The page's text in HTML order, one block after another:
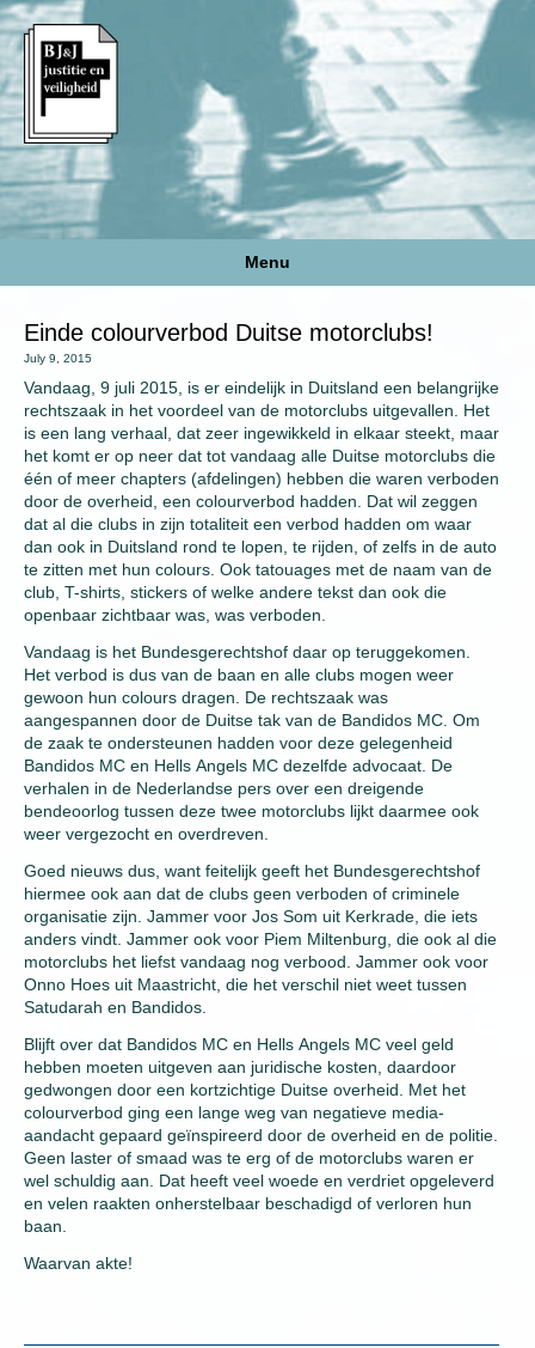
Menu
Einde colourverbod Duitse motorclubs!
July 9, 2015
Vandaag, 9 juli 2015, is er eindelijk in Duitsland een belangrijke
rechtszaak in het voordeel van de motorclubs uitgevallen. Het
is een lang verhaal, dat zeer ingewikkeld in elkaar steekt, maar
het komt er op neer dat tot vandaag alle Duitse motorclubs die
één of meer chapters (afdelingen) hebben die waren verboden
door de overheid, een colourverbod hadden. Dat wil zeggen
dat al die clubs in zijn totaliteit een verbod hadden om waar
dan ook in Duitsland rond te lopen, te rijden, of zelfs in de auto
te zitten met hun colours. Ook tatouages met de naam van de
club, T-shirts, stickers of welke andere tekst dan ook die
openbaar zichtbaar was, was verboden.
Vandaag is het Bundesgerechtshof daar op teruggekomen.
Het verbod is dus van de baan en alle clubs mogen weer
gewoon hun colours dragen. De rechtszaak was
aangespannen door de Duitse tak van de Bandidos MC. Om
de zaak te ondersteunen hadden voor deze gelegenheid
Bandidos MC en Hells Angels MC dezelfde advocaat. De
verhalen in de Nederlandse pers over een dreigende
bendeoorlog tussen deze twee motorclubs lijkt daarmee ook
weer vergezocht en overdreven.
Goed nieuws dus, want feitelijk geeft het Bundesgerechtshof
hiermee ook aan dat de clubs geen verboden of criminele
organisatie zijn. Jammer voor Jos Som uit Kerkrade, die iets
anders vindt. Jammer ook voor Piem Miltenburg, die ook al die
motorclubs het liefst vandaag nog verbood. Jammer ook voor
Onno Hoes uit Maastricht, die het verschil niet weet tussen
Satudarah en Bandidos.
Blijft over dat Bandidos MC en Hells Angels MC veel geld
hebben moeten uitgeven aan juridische kosten, daardoor
gedwongen door een kortzichtige Duitse overheid. Met het
colourverbod ging een lange weg van negatieve media-
aandacht gepaard geïnspireerd door de overheid en de politie.
Geen laster of smaad was te erg of de motorclubs waren er
wel schuldig aan. Dat heeft veel woede en verdriet opgeleverd
en velen raakten onherstelbaar beschadigd of verloren hun
baan.
Waarvan akte!